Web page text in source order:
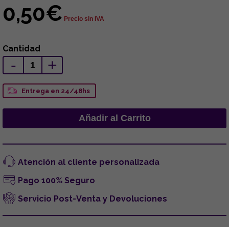
0,50€ Precio sin IVA
Cantidad
- +
Entrega en 24/48hs
Atención al cliente personalizada
Pago 100% Seguro
Servicio Post-Venta y Devoluciones